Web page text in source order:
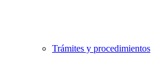
Trámites y procedimientos